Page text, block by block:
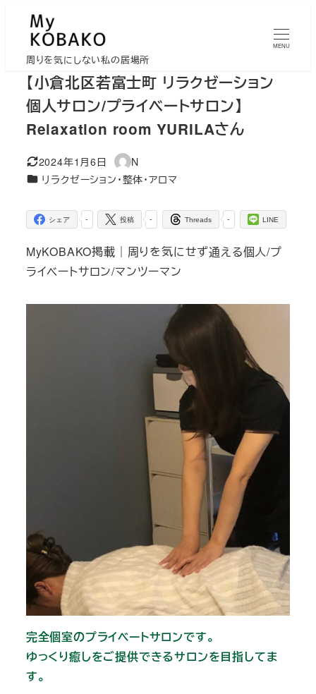
周りを気にしない私の居場所
MENU
【小倉北区若富士町 リラクゼーション
個人サロン/プライベートサロン】
Relaxation room YURILAさん
更新日
2024年1月6日
著
者
N
カテゴリー
リラクゼーション・整体・アロマ
-
シェア -
投稿 -
Threads LINE
MyKOBAKO掲載｜周りを気にせず通える個人/プ
ライベートサロン/マンツーマン
完全個室のプライベートサロンです。
ゆっくり癒しをご提供できるサロンを目指してま
す。